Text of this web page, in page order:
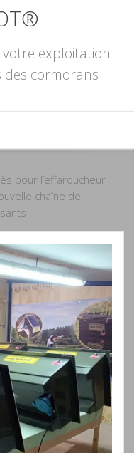
exploitation
des cormorans
pour l’effaroucheur
chaîne de